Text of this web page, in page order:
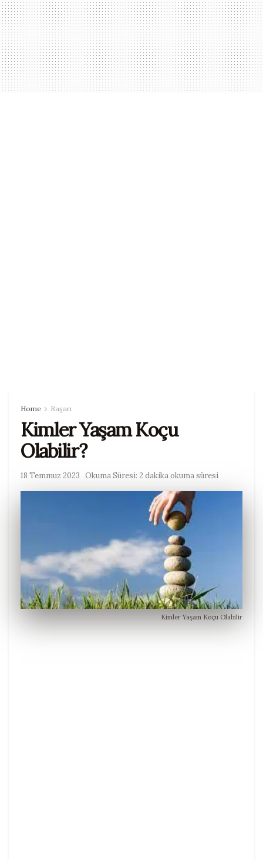
Home Başarı
Kimler Yaşam Koçu
Olabilir?
18 Temmuz 2023 Okuma Süresi: 2 dakika okuma süresi
Kimler Yaşam Koçu Olabilir